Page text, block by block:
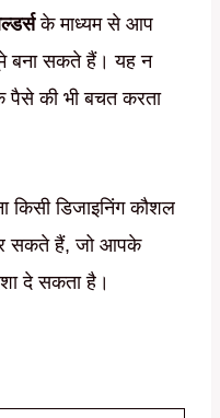
के माध्यम से आप
बना सकते हैं। यह न
की भी बचत करता
डिजाइनिंग कौशल
सकते हैं, जो आपके
दे सकता है।